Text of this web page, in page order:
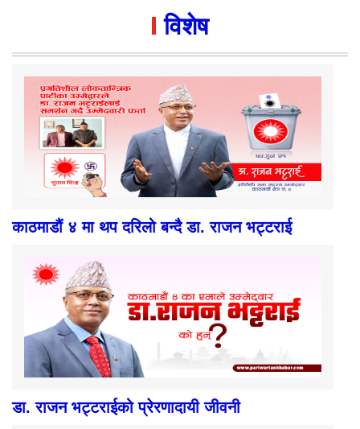
विशेष
काठमाडौं ४ मा थप दरिलो बन्दै डा. राजन भट्टराई
डा. राजन भट्टराईको प्रेरणादायी जीवनी